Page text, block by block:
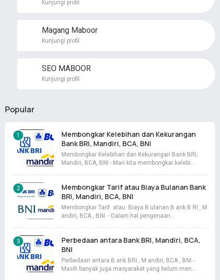
Kunjungi profil
Magang Maboor
Kunjungi profil
SEO MABOOR
Kunjungi profil
Popular
Membongkar Kelebihan dan Kekurangan
Bank BRI, Mandiri, BCA, BNI
Membongkar Kelebihan dan Kekurangan Bank BRI,
Mandiri, BCA, BNI - Mari kita membongkar kelebi…
Membongkar Tarif atau Biaya Bulanan Bank
BRI, Mandiri, BCA, BNI
Membongkar Tarif atau Biaya B ulanan B ank B RI , M
andiri, BCA , BNI - Dalam hal pengenaan…
Perbedaan antara Bank BRI, Mandiri, BCA,
BNI
Perbedaan antara B ank BRI , M andiri, BCA , BNI -
Masih banyak juga masyarakat yang belum men…